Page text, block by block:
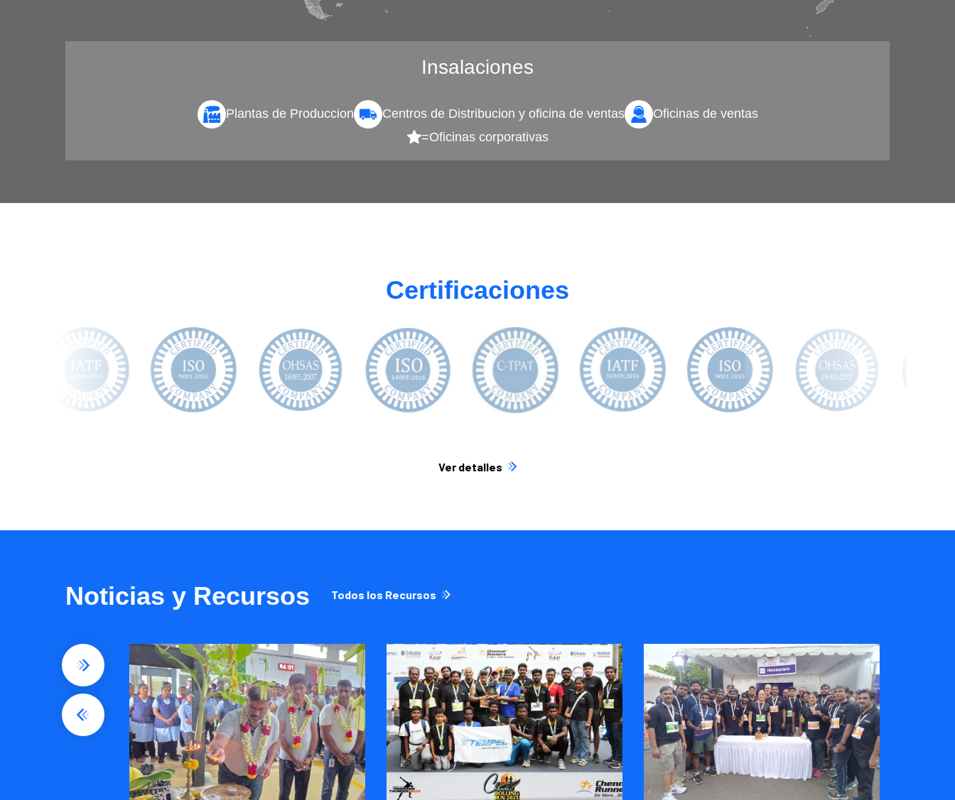
Insalaciones
Plantas de Produccion Centros de Distribucion y oficina de ventas
Oficinas de ventas
=Oficinas corporativas
Certificaciones
Ver detalles
Noticias y Recursos Todos los Recursos